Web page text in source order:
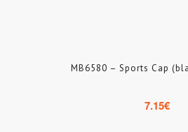
MB6580 – Sports Cap
7.15€